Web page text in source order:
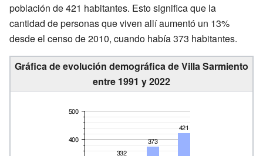
población de 421 habitantes. Esto significa que la
cantidad de personas que viven allí aumentó un 13%
desde el censo de 2010, cuando había 373 habitantes.
Gráfica de evolución demográfica de Villa Sarmiento
entre 1991 y 2022